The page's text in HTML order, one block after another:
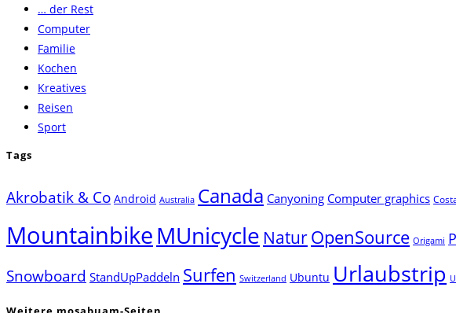
… der Rest
Computer
Familie
Kochen
Kreatives
Reisen
Sport
Tags
Akrobatik & Co Android Australia Canada Canyoning Computer graphics
MountainbikeMUnicycle NaturOpenSource Origami
Snowboard StandUpPaddeln Surfen Switzerland Ubuntu Urlaubstrip